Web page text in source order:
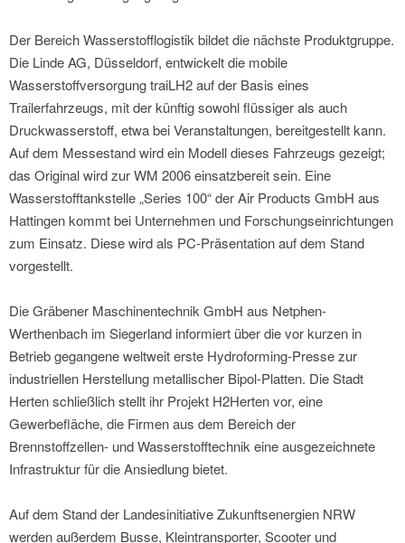
Der Bereich Wasserstofflogistik bildet die nächste Produktgruppe.
Die Linde AG, Düsseldorf, entwickelt die mobile
Wasserstoffversorgung traiLH2 auf der Basis eines
Trailerfahrzeugs, mit der künftig sowohl flüssiger als auch
Druckwasserstoff, etwa bei Veranstaltungen, bereitgestellt kann.
Auf dem Messestand wird ein Modell dieses Fahrzeugs gezeigt;
das Original wird zur WM 2006 einsatzbereit sein. Eine
Wasserstofftankstelle „Series 100“ der Air Products GmbH aus
Hattingen kommt bei Unternehmen und Forschungseinrichtungen
zum Einsatz. Diese wird als PC-Präsentation auf dem Stand
vorgestellt.
Die Gräbener Maschinentechnik GmbH aus Netphen-
Werthenbach im Siegerland informiert über die vor kurzen in
Betrieb gegangene weltweit erste Hydroforming-Presse zur
industriellen Herstellung metallischer Bipol-Platten. Die Stadt
Herten schließlich stellt ihr Projekt H2Herten vor, eine
Gewerbefläche, die Firmen aus dem Bereich der
Brennstoffzellen- und Wasserstofftechnik eine ausgezeichnete
Infrastruktur für die Ansiedlung bietet.
Auf dem Stand der Landesinitiative Zukunftsenergien NRW
werden außerdem Busse, Kleintransporter, Scooter und